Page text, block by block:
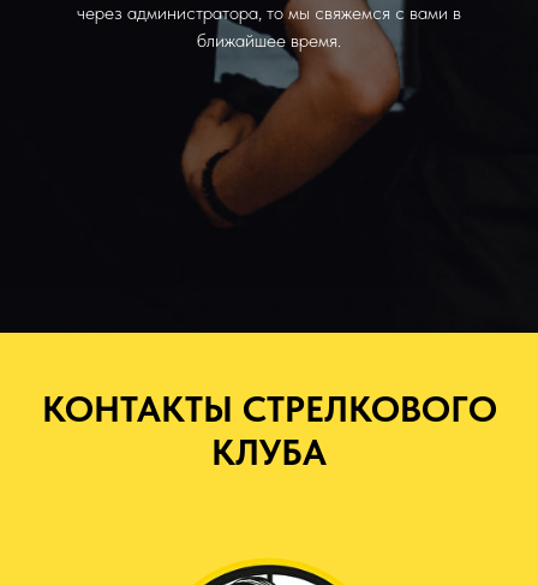
через администратора, то мы свяжемся с вами в
ближайшее время.
КОНТАКТЫ СТРЕЛКОВОГО
КЛУБА